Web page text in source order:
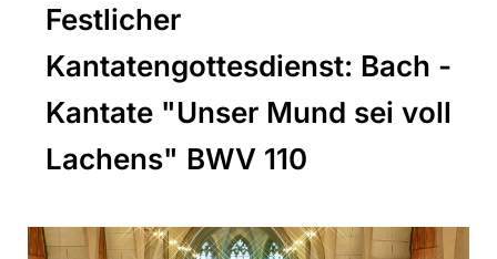
Festlicher
Kantatengottesdienst: Bach -
Kantate "Unser Mund sei voll
Lachens" BWV 110